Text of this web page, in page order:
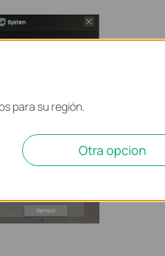
para su región.
Otra opcion